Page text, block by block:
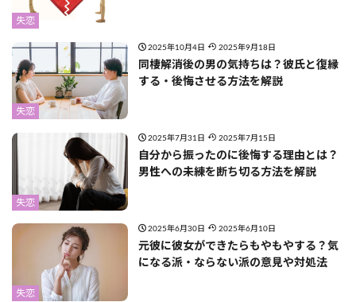
失恋
失恋
2025年10月4日 2025年9月18日
同棲解消後の男の気持ちは？彼氏と復縁
する・後悔させる方法を解説
失恋
2025年7月31日 2025年7月15日
自分から振ったのに後悔する理由とは？
男性への未練を断ち切る方法を解説
失恋
2025年6月30日 2025年6月10日
元彼に彼女ができたらもやもやする？気
になる派・ならない派の意見や対処法